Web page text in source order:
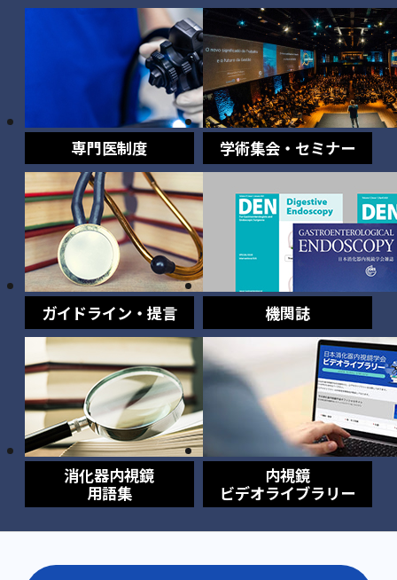
専門医制度 学術集会・セミナー
ガイドライン・提言 機関誌
消化器内視鏡
用語集
内視鏡
ビデオライブラリー